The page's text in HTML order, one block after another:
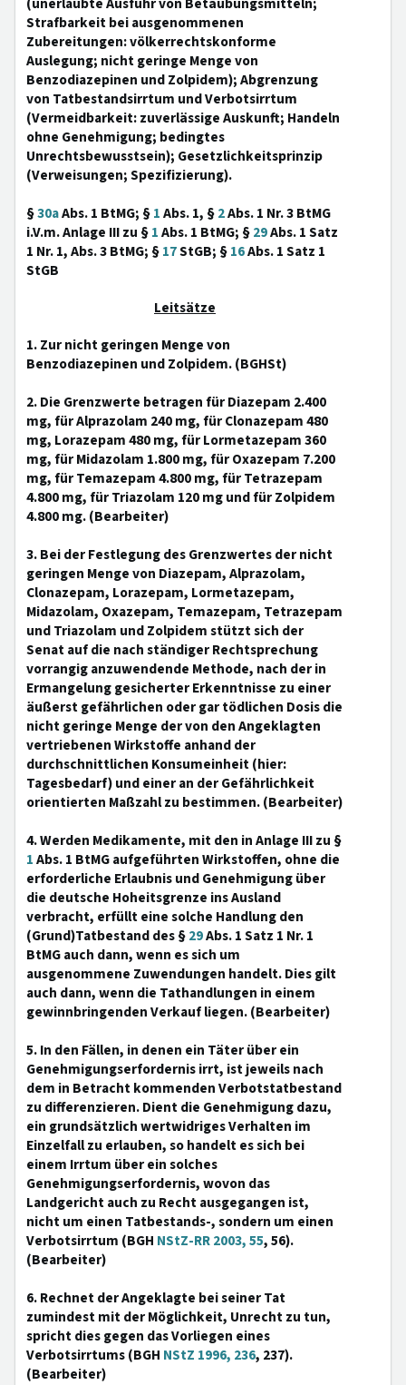
Strafbarkeit bei ausgenommenen
Zubereitungen: völkerrechtskonforme
Auslegung; nicht geringe Menge von
Benzodiazepinen und Zolpidem); Abgrenzung
von Tatbestandsirrtum und Verbotsirrtum
(Vermeidbarkeit: zuverlässige Auskunft; Handeln
ohne Genehmigung; bedingtes
Unrechtsbewusstsein); Gesetzlichkeitsprinzip
(Verweisungen; Spezifizierung).
§30aAbs. 1 BtMG; §1Abs. 1, §2Abs. 1 Nr. 3 BtMG
i.V.m. Anlage III zu §1Abs. 1 BtMG; §29Abs. 1 Satz
1 Nr. 1, Abs. 3 BtMG; §17StGB; §16Abs. 1 Satz 1
StGB
Leitsätze
1. Zur nicht geringen Menge von
Benzodiazepinen und Zolpidem. (BGHSt)
2. Die Grenzwerte betragen für Diazepam 2.400
mg, für Alprazolam 240 mg, für Clonazepam 480
mg, Lorazepam 480 mg, für Lormetazepam 360
mg, für Midazolam 1.800 mg, für Oxazepam 7.200
mg, für Temazepam 4.800 mg, für Tetrazepam
4.800 mg, für Triazolam 120 mg und für Zolpidem
4.800 mg. (Bearbeiter)
3. Bei der Festlegung des Grenzwertes der nicht
geringen Menge von Diazepam, Alprazolam,
Clonazepam, Lorazepam, Lormetazepam,
Midazolam, Oxazepam, Temazepam, Tetrazepam
und Triazolam und Zolpidem stützt sich der
Senat auf die nach ständiger Rechtsprechung
vorrangig anzuwendende Methode, nach der in
Ermangelung gesicherter Erkenntnisse zu einer
äußerst gefährlichen oder gar tödlichen Dosis die
nicht geringe Menge der von den Angeklagten
vertriebenen Wirkstoffe anhand der
durchschnittlichen Konsumeinheit (hier:
Tagesbedarf) und einer an der Gefährlichkeit
orientierten Maßzahl zu bestimmen. (Bearbeiter)
4. Werden Medikamente, mit den in Anlage III zu §
1Abs. 1 BtMG aufgeführten Wirkstoffen, ohne die
erforderliche Erlaubnis und Genehmigung über
die deutsche Hoheitsgrenze ins Ausland
verbracht, erfüllt eine solche Handlung den
(Grund)Tatbestand des §29Abs. 1 Satz 1 Nr. 1
BtMG auch dann, wenn es sich um
ausgenommene Zuwendungen handelt. Dies gilt
auch dann, wenn die Tathandlungen in einem
gewinnbringenden Verkauf liegen. (Bearbeiter)
5. In den Fällen, in denen ein Täter über ein
Genehmigungserfordernis irrt, ist jeweils nach
dem in Betracht kommenden Verbotstatbestand
zu differenzieren. Dient die Genehmigung dazu,
ein grundsätzlich wertwidriges Verhalten im
Einzelfall zu erlauben, so handelt es sich bei
einem Irrtum über ein solches
Genehmigungserfordernis, wovon das
Landgericht auch zu Recht ausgegangen ist,
nicht um einen Tatbestands-, sondern um einen
Verbotsirrtum (BGH NStZ-RR 2003, 55, 56).
(Bearbeiter)
6. Rechnet der Angeklagte bei seiner Tat
zumindest mit der Möglichkeit, Unrecht zu tun,
spricht dies gegen das Vorliegen eines
Verbotsirrtums (BGH NStZ 1996, 236, 237).
(Bearbeiter)